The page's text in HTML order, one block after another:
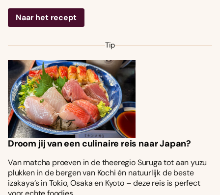
Naar het recept
Tip
Droom jij van een culinaire reis naar Japan?
Van matcha proeven in de theeregio Suruga tot aan yuzu
plukken in de bergen van Kochi én natuurlijk de beste
izakaya’s in Tokio, Osaka en Kyoto – deze reis is perfect